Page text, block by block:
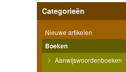
Categorieën
Nieuwe artikelen
Boeken
Aanwijswoordenboeken